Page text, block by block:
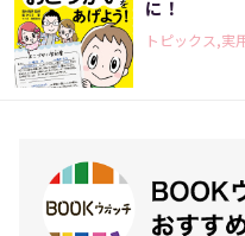
に！
トピックス,実